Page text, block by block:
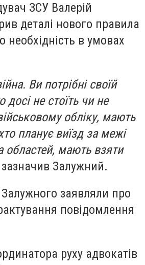
ЗСУ Валерій
деталі нового правила
необхідність в умовах
Ви потрібні своїй
досі не стоїть чи не
обліку, мають
планує виїзд за межі
областей, мають взяти
Залужний.
заявляли про
повідомлення
руху адвокатів